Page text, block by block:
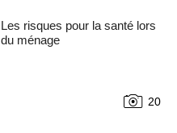
Les risques pour la santé lors
du ménage
20